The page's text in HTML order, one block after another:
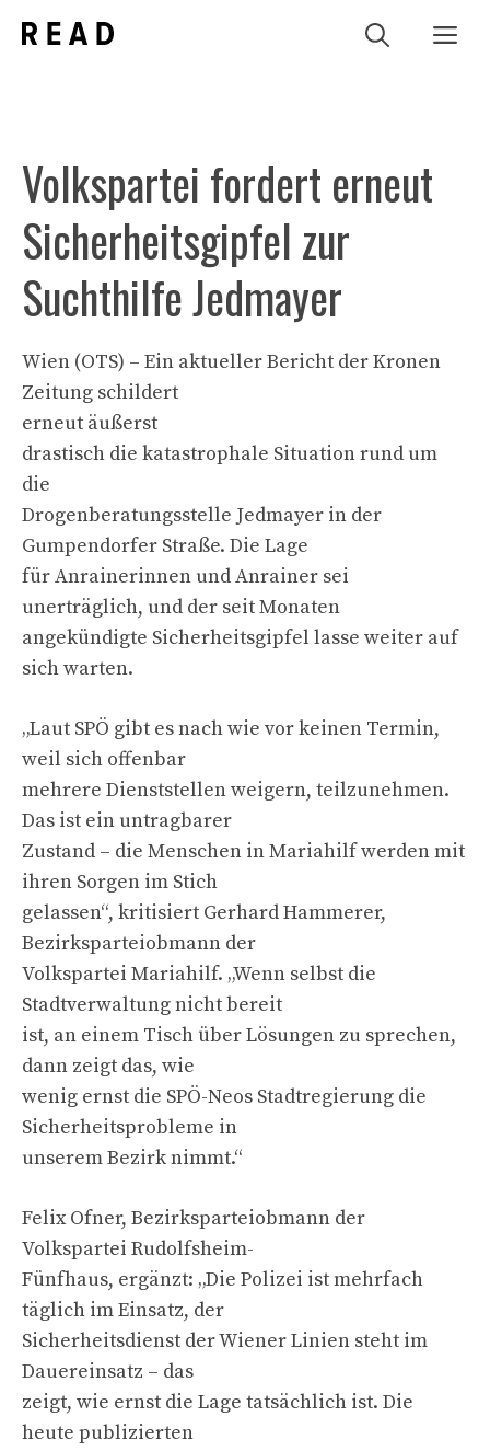
Inhalt
Volkspartei fordert erneut
Sicherheitsgipfel zur
Suchthilfe Jedmayer
Wien (OTS) – Ein aktueller Bericht der Kronen
Zeitung schildert
erneut äußerst
drastisch die katastrophale Situation rund um
die
Drogenberatungsstelle Jedmayer in der
Gumpendorfer Straße. Die Lage
für Anrainerinnen und Anrainer sei
unerträglich, und der seit Monaten
angekündigte Sicherheitsgipfel lasse weiter auf
sich warten.
„Laut SPÖ gibt es nach wie vor keinen Termin,
weil sich offenbar
mehrere Dienststellen weigern, teilzunehmen.
Das ist ein untragbarer
Zustand – die Menschen in Mariahilf werden mit
ihren Sorgen im Stich
gelassen“, kritisiert Gerhard Hammerer,
Bezirksparteiobmann der
Volkspartei Mariahilf. „Wenn selbst die
Stadtverwaltung nicht bereit
ist, an einem Tisch über Lösungen zu sprechen,
dann zeigt das, wie
wenig ernst die SPÖ-Neos Stadtregierung die
Sicherheitsprobleme in
unserem Bezirk nimmt.“
Felix Ofner, Bezirksparteiobmann der
Volkspartei Rudolfsheim-
Fünfhaus, ergänzt: „Die Polizei ist mehrfach
täglich im Einsatz, der
Sicherheitsdienst der Wiener Linien steht im
Dauereinsatz – das
zeigt, wie ernst die Lage tatsächlich ist. Die
heute publizierten